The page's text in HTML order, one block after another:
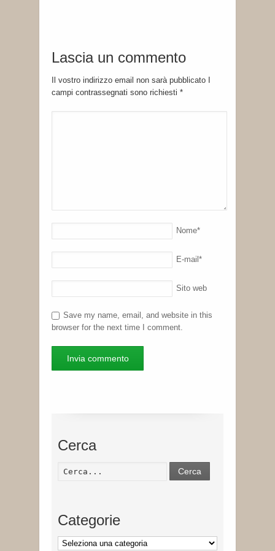
Lascia un commento
Il vostro indirizzo email non sarà pubblicato I
campi contrassegnati sono richiesti *
Nome*
E-mail *
Sito web
Save my name, email, and website in this
browser for the next time I comment.
Cerca
Cerca
Categorie
Categorie